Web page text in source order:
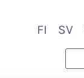
FI SV